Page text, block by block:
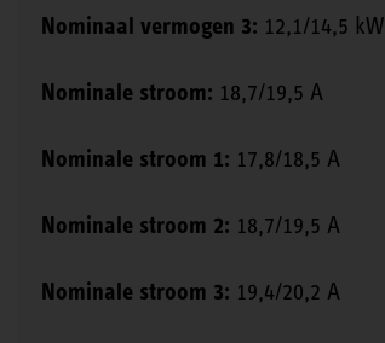
Nominaal vermogen 3: 12,1/14,5 kW
Nominale stroom: 18,7/19,5 A
Nominale stroom 1: 17,8/18,5 A
Nominale stroom 2: 18,7/19,5 A
Nominale stroom 3: 19,4/20,2 A